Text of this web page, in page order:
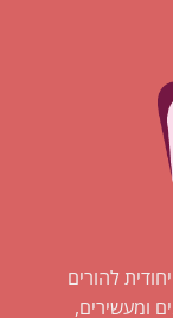
להורים
ומעשירים,